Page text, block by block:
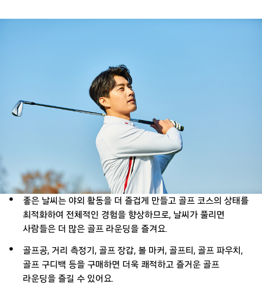
좋은 날씨는 야외 활동을 더 즐겁게 만들고 골프 코스의 상태를
최적화하여 전체적인 경험을 향상하므로, 날씨가 풀리면
사람들은 더 많은 골프 라운딩을 즐겨요.
골프공, 거리 측정기, 골프 장갑, 볼 마커, 골프티, 골프 파우치,
골프 구디백 등을 구매하면 더욱 쾌적하고 즐거운 골프
라운딩을 즐길 수 있어요.